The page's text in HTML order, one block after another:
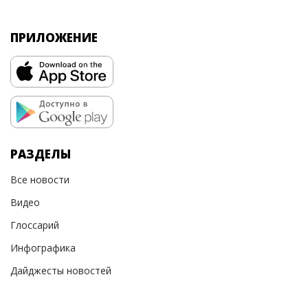
ПРИЛОЖЕНИЕ
РАЗДЕЛЫ
Все новости
Видео
Глоссарий
Инфографика
Дайджесты новостей